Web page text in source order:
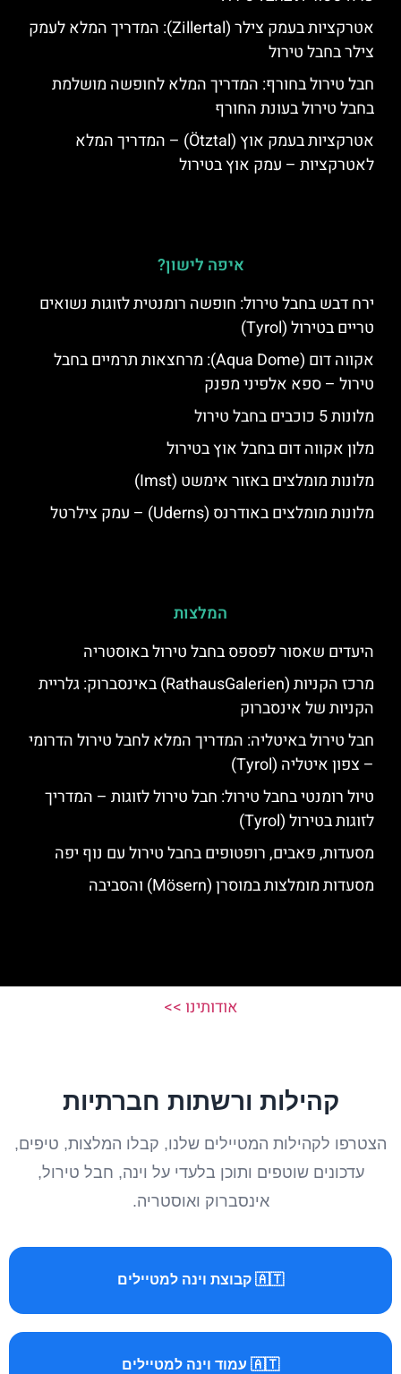
אטרקציות בעמק צילר (Zillertal): המדריך המלא לעמק
צילר בחבל טירול
חבל טירול בחורף: המדריך המלא לחופשה מושלמת
בחבל טירול בעונת החורף
אטרקציות בעמק אוץ (Ötztal) – המדריך המלא
לאטרקציות – עמק אוץ בטירול
איפה לישון?
ירח דבש בחבל טירול: חופשה רומנטית לזוגות נשואים
טריים בטירול (Tyrol)
אקווה דום (Aqua Dome): מרחצאות תרמיים בחבל
טירול – ספא אלפיני מפנק
מלונות 5 כוכבים בחבל טירול
מלון אקווה דום בחבל אוץ בטירול
מלונות מומלצים באזור אימשט (Imst)
מלונות מומלצים באודרנס (Uderns) – עמק צילרטל
המלצות
היעדים שאסור לפספס בחבל טירול באוסטריה
מרכז הקניות (RathausGalerien) באינסברוק: גלריית
הקניות של אינסברוק
חבל טירול באיטליה: המדריך המלא לחבל טירול הדרומי
– צפון איטליה (Tyrol)
טיול רומנטי בחבל טירול: חבל טירול לזוגות – המדריך
לזוגות בטירול (Tyrol)
מסעדות, פאבים, רופטופים בחבל טירול עם נוף יפה
מסעדות מומלצות במוסרן (Mösern) והסביבה
אודותינו >>
קהילות ורשתות חברתיות
הצטרפו לקהילות המטיילים שלנו, קבלו המלצות, טיפים,
עדכונים שוטפים ותוכן בלעדי על וינה, חבל טירול,
אינסברוק ואוסטריה.
🇦🇹 קבוצת וינה למטיילים
🇦🇹 עמוד וינה למטיילים